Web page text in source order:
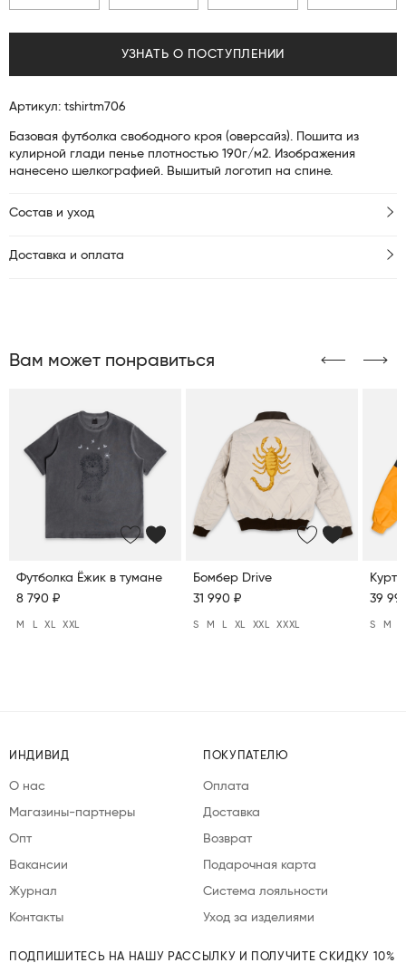
УЗНАТЬ О ПОСТУПЛЕНИИ
Артикул: tshirtm706
Базовая футболка свободного кроя (оверсайз). Пошита из
кулирной глади пенье плотностью 190г/м2. Изображения
нанесено шелкографией. Вышитый логотип на спине.
Состав и уход
Доставка и оплата
Вам может понравиться
Футболка Ёжик в тумане
8 790 ₽
M XL XXL
Бомбер Drive
31 990 ₽
S M XL XXL XXXL
39
S M
ИНДИВИД
О нас
Магазины-партнеры
Опт
Вакансии
Журнал
Контакты
ПОКУПАТЕЛЮ
Оплата
Доставка
Возврат
Подарочная карта
Система лояльности
Уход за изделиями
ПОДПИШИТЕСЬ НА НАШУ РАССЫЛКУ И ПОЛУЧИТЕ СКИДКУ 10%